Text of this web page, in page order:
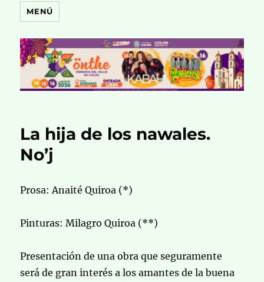
MENÚ
La hija de los nawales.
No’j
Prosa: Anaité Quiroa (*)
Pinturas: Milagro Quiroa (**)
Presentación de una obra que seguramente
será de gran interés a los amantes de la buena